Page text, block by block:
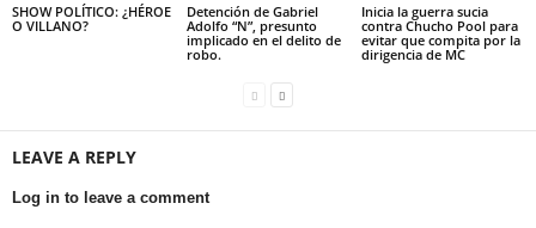
SHOW POLÍTICO: ¿HÉROE
O VILLANO?
Detención de Gabriel
Adolfo “N”, presunto
implicado en el delito de
robo.
Inicia la guerra sucia
contra Chucho Pool para
evitar que compita por la
dirigencia de MC
LEAVE A REPLY
Log in to leave a comment